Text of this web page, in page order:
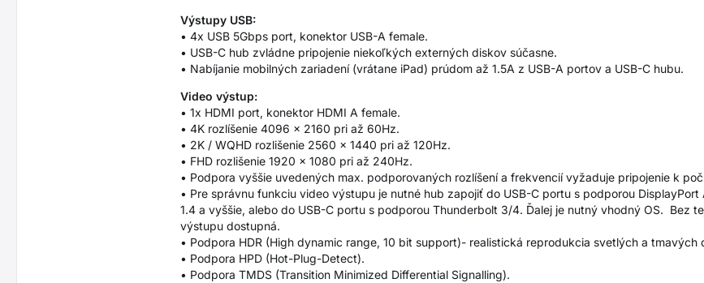
Výstupy USB:
• 4x USB 5Gbps port, konektor USB-A female.
• USB-C hub zvládne pripojenie niekoľkých externých diskov súčasne.
• Nabíjanie mobilných zariadení (vrátane iPad) prúdom až 1.5A z USB-A portov a USB-C hubu.
Video výstup:
• 1x HDMI port, konektor HDMI A female.
• 4K rozlíšenie 4096 x 2160 pri až 60Hz.
• 2K / WQHD rozlišenie 2560 x 1440 pri až 120Hz.
• FHD rozlišenie 1920 x 1080 pri až 240Hz.
• Podpora vyššie uvedených max. podporovaných rozlíšení a frekvencií vyžaduje pripojenie k
• Pre správnu funkciu video výstupu je nutné hub zapojiť do USB-C portu s podporou
1.4 a vyššie, alebo do USB-C portu s podporou Thunderbolt 3/4. Ďalej je nutný vhodný OS. Bez
výstupu dostupná.
• Podpora HDR (High dynamic range, 10 bit support)- realistická reprodukcia svetlých a tmavých
• Podpora HPD (Hot-Plug-Detect).
• Podpora TMDS (Transition Minimized Differential Signalling).